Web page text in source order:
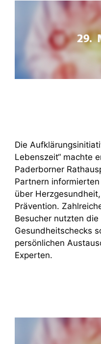
Die
Lebenszeit“ machte
Paderborner
Partnern
über
Prävention.
Besucher nutzten
Gesundheitschecks
persönlichen
Experten.